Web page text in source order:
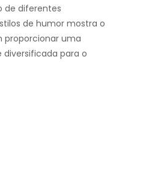
de diferentes
de humor mostra o
proporcionar uma
diversificada para o